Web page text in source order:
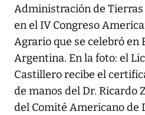
Administración de Tierras
en el IV Congreso
Agrario que se celebró en
Argentina. En la foto: el
Castillero recibe el
de manos del Dr. Ricardo
del Comité Americano de